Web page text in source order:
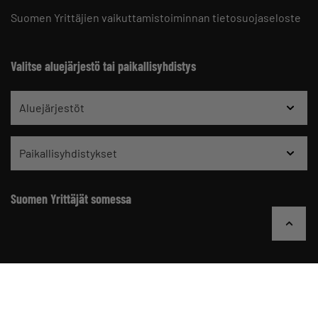
Suomen Yrittäjien vaikuttamistoiminnan tietosuojaseloste
Valitse aluejärjestö tai paikallisyhdistys
Aluejärjestöt
Paikallisyhdistykset
Suomen Yrittäjät somessa